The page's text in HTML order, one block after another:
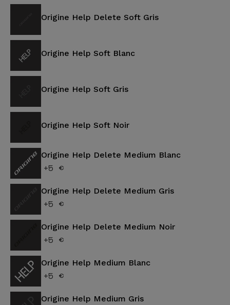
Origine Help Delete Soft Gris
Origine Help Soft Blanc
Origine Help Soft Gris
Origine Help Soft Noir
Origine Help Delete Medium Blanc
+5 €
Origine Help Delete Medium Gris
+5 €
Origine Help Delete Medium Noir
+5 €
Origine Help Medium Blanc
+5 €
Origine Help Medium Gris